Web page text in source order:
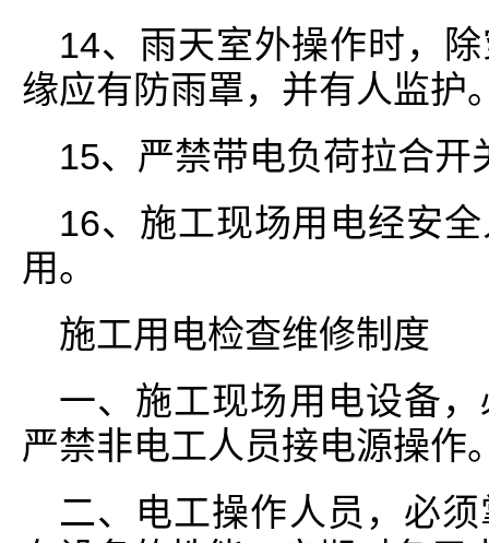
14、雨天室外操作时，
缘应有防雨罩，并有人监护
15、严禁带电负荷拉合开
16、施工现场用电经安
用。
施工用电检查维修制度
一、施工现场用电设备
严禁非电工人员接电源操作
二、电工操作人员，必